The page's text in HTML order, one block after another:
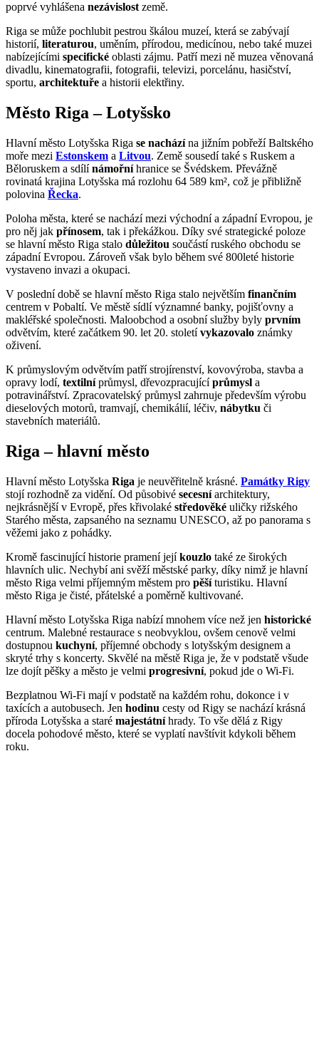
poprvé vyhlášena nezávislost země.
Riga se může pochlubit pestrou škálou muzeí, která se zabývají
historií, literaturou, uměním, přírodou, medicínou, nebo také muzei
nabízejícími specifické oblasti zájmu. Patří mezi ně muzea věnovaná
divadlu, kinematografii, fotografii, televizi, porcelánu, hasičství,
sportu, architektuře a historii elektřiny.
Město Riga – Lotyšsko
Hlavní město Lotyšska Riga se nacházína jižním pobřeží Baltského
moře mezi Estonskem a Litvou. Země sousedí také s Ruskem a
Běloruskem a sdílínámořníhranice se Švédskem. Převážně
rovinatá krajina Lotyšska má rozlohu 64 589 km², což je přibližně
polovina Řecka.
Poloha města, které se nachází mezi východní a západní Evropou, je
pro něj jak přínosem, tak i překážkou. Díky své strategické poloze
se hlavní město Riga stalo důležitou součástí ruského obchodu se
západní Evropou. Zároveň však bylo během své 800leté historie
vystaveno invazi a okupaci.
V poslední době se hlavní město Riga stalo největším finančním
centrem v Pobaltí. Ve městě sídlí významné banky, pojišťovny a
makléřské společnosti. Maloobchod a osobní služby byly prvním
odvětvím, které začátkem 90. let 20. stoletívykazovalo známky
oživení.
K průmyslovým odvětvím patří strojírenství, kovovýroba, stavba a
opravy lodí, textilníprůmysl, dřevozpracujícíprůmysl a
potravinářství. Zpracovatelský průmysl zahrnuje především výrobu
dieselových motorů, tramvají, chemikálií, léčiv, nábytku či
stavebních materiálů.
Riga – hlavní město
Hlavní město Lotyšska Riga je neuvěřitelně krásné. Památky Rigy
stojí rozhodně za vidění. Od působivé secesníarchitektury,
nejkrásnější v Evropě, přes křivolaké středověké uličky rižského
Starého města, zapsaného na seznamu UNESCO, až po panorama s
věžemi jako z pohádky.
Kromě fascinující historie pramení jejíkouzlo také ze širokých
hlavních ulic. Nechybí ani svěží městské parky, díky nimž je hlavní
město Riga velmi příjemným městem pro pěšíturistiku. Hlavní
město Riga je čisté, přátelské a poměrně kultivované.
Hlavní město Lotyšska Riga nabízí mnohem více než jen historické
centrum. Malebné restaurace s neobvyklou, ovšem cenově velmi
dostupnou kuchyní, příjemné obchody s lotyšským designem a
skryté trhy s koncerty. Skvělé na městě Riga je, že v podstatě všude
lze dojít pěšky a město je velmi progresivní, pokud jde o Wi-Fi.
Bezplatnou Wi-Fi mají v podstatě na každém rohu, dokonce i v
taxících a autobusech. Jen hodinu cesty od Rigy se nachází krásná
příroda Lotyšska a staré majestátníhrady. To vše dělá z Rigy
docela pohodové město, které se vyplatí navštívit kdykoli během
roku.